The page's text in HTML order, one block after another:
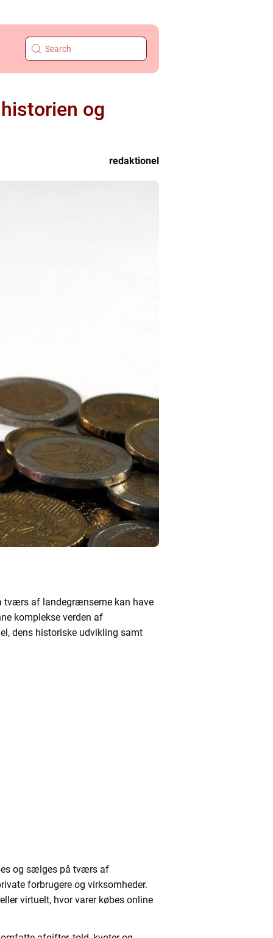
og
redaktionel
tværs af landegrænserne kan have
komplekse verden af
dens historiske udvikling samt
og sælges på tværs af
forbrugere og virksomheder.
virtuelt, hvor varer købes online